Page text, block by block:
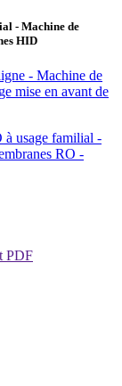
- Machine de
HID
PDF